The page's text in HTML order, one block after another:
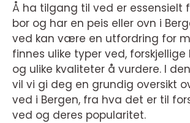
Å ha tilgang til ved er essensielt
bor og har en peis eller ovn i
ved kan være en utfordring for
finnes ulike typer ved,
og ulike kvaliteter å vurdere. I
vil vi gi deg en grundig oversikt
ved i Bergen, fra hva det er til
ved og deres popularitet.